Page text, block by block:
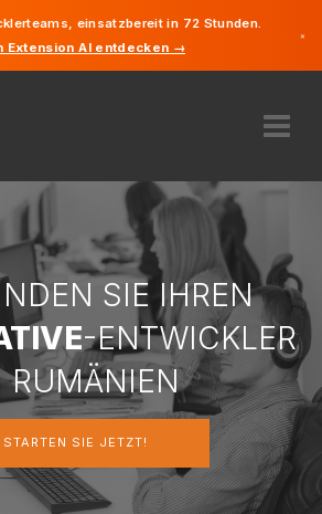
einsatzbereit in 72 Stunden.
Extension AI entdecken →
×
STARTEN SIE JETZT
SIE IHREN
-ENTWICKLER
RUMÄNIEN
STARTEN SIE JETZT!